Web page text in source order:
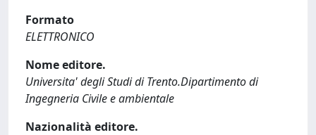
Formato
ELETTRONICO
Nome editore.
Universita' degli Studi di Trento.Dipartimento di
Ingegneria Civile e ambientale
Nazionalità editore.